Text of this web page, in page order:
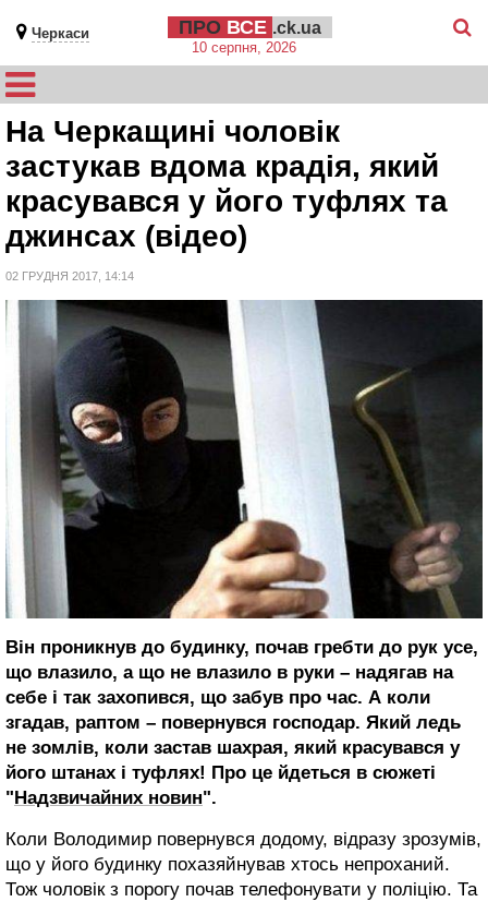
Черкаси ПРО ВСЕ .ck.ua
10 серпня, 2026
На Черкащині чоловік
застукав вдома крадія, який
красувався у його туфлях та
джинсах (відео)
02 ГРУДНЯ 2017, 14:14
Він проникнув до будинку, почав гребти до рук усе,
що влазило, а що не влазило в руки – надягав на
себе і так захопився, що забув про час. А коли
згадав, раптом – повернувся господар. Який ледь
не зомлів, коли застав шахрая, який красувався у
його штанах і туфлях! Про це йдеться в сюжеті
"Надзвичайних новин".
Коли Володимир повернувся додому, відразу зрозумів,
що у його будинку похазяйнував хтось непроханий.
Тож чоловік з порогу почав телефонувати у поліцію. Та